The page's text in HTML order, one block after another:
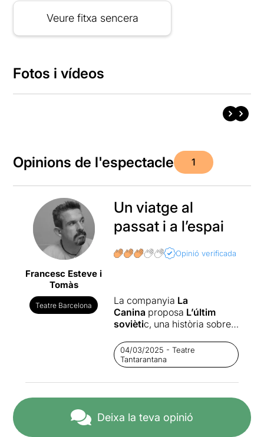
Veure fitxa sencera
Fotos i vídeos
Opinions de l'espectacle 1
Francesc Esteve i
Tomàs
Teatre Barcelona
Un viatge al
passat i a l’espai
Opinió verificada
La companyia La
Canina proposa L’últim
soviètic, una història sobre
enviat a l’espai com a
enginyer de vol a bord de la
Soyuz TM-12. La història
d’un cosmonauta abandonat.
obra de teatre força intrigant
04/03/2025 - Teatre
Tantarantana
Deixa la teva opinió